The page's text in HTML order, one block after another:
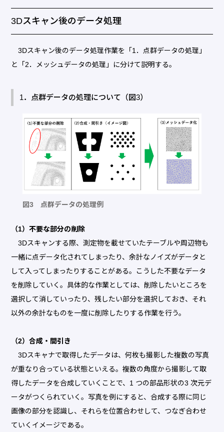
3Dスキャン後のデータ処理
3Dスキャン後のデータ処理作業を「1．点群データの処理」
と「2．メッシュデータの処理」に分けて説明する。
1．点群データの処理について（図3）
図3 点群データの処理例
（1）不要な部分の削除
3Dスキャンする際、測定物を載せていたテーブルや周辺物も
一緒に点データ化されてしまったり、余計なノイズがデータと
して入ってしまったりすることがある。こうした不要なデータ
を削除していく。具体的な作業としては、削除したいところを
選択して消していったり、残したい部分を選択しておき、それ
以外の余計なものを一度に削除したりする作業を行う。
（2）合成・間引き
3Dスキャナで取得したデータは、何枚も撮影した複数の写真
が重なり合っている状態といえる。複数の角度から撮影して取
得したデータを合成していくことで、1 つの部品形状の3 次元デ
ータがつくられていく。写真を例にすると、合成する際に同じ
画像の部分を認識し、それらを位置合わせして、つなぎ合わせ
ていくイメージである。